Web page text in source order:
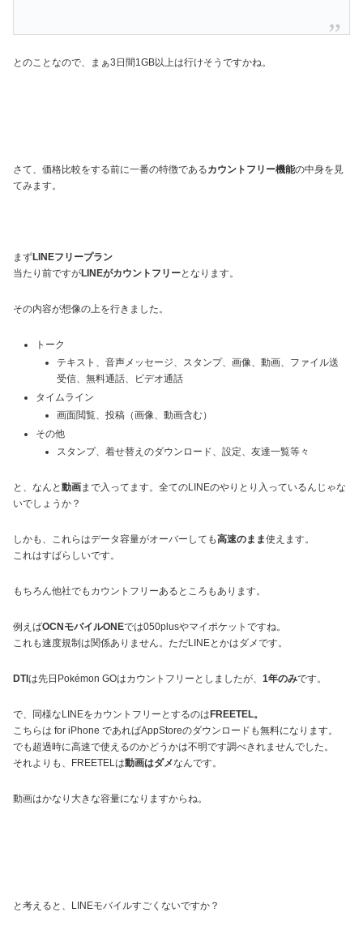
とのことなので、まぁ3日間1GB以上は行けそうですかね。
さて、価格比較をする前に一番の特徴であるカウントフリー機能の中身を見
てみます。
まずLINEフリープラン
当たり前ですがLINEがカウントフリーとなります。
その内容が想像の上を行きました。
トーク
テキスト、音声メッセージ、スタンプ、画像、動画、ファイル送
受信、無料通話、ビデオ通話
タイムライン
画面閲覧、投稿（画像、動画含む）
その他
スタンプ、着せ替えのダウンロード、設定、友達一覧等々
と、なんと 動画まで入ってます。全てのLINEのやりとり入っているんじゃな
いでしょうか？
しかも、これらはデータ容量がオーバーしても高速のまま使えます。
これはすばらしいです。
もちろん他社でもカウントフリーあるところもあります。
例えばOCNモバイルONEでは050plusやマイポケットですね。
これも速度規制は関係ありません。ただLINEとかはダメです。
DTIは先日Pokémon GOはカウントフリーとしましたが、 1年のみです。
で、同様なLINEをカウントフリーとするのは FREETEL。
こちらは for iPhone であればAppStoreのダウンロードも無料になります。
でも超過時に高速で使えるのかどうかは不明です調べきれませんでした。
それよりも、FREETELは動画はダメなんです。
動画はかなり大きな容量になりますからね。
と考えると、LINEモバイルすごくないですか？